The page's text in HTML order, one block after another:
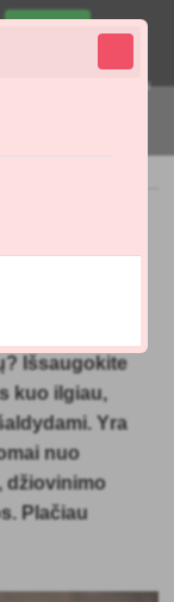
9:00 - 16:00
Menu
Išsaugokite
kuo ilgiau,
Yra
nuo
džiovinimo
Plačiau